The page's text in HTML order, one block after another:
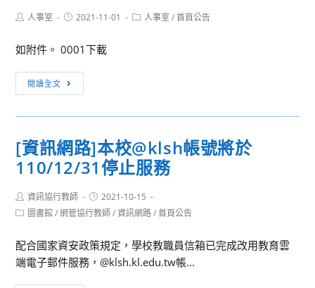
Post人事室
Post2021-11-01
Post人事室 / 首頁公告
如附件。 0001下載
閱讀全文
令
宣
主
旨：
關
各
政
府
機
[資訊網路]本校@klsh帳號將於
110/12/31停止服務
Post
author:
資訊協行教師
Post
published:
2021-10-15
Post圖書館 / 網管協行教師 / 資訊網路 / 首頁公告
配合國家資安政策規定，學校教職員信箱已完成改用教育雲
端電子郵件服務，@klsh.kl.edu.tw帳...